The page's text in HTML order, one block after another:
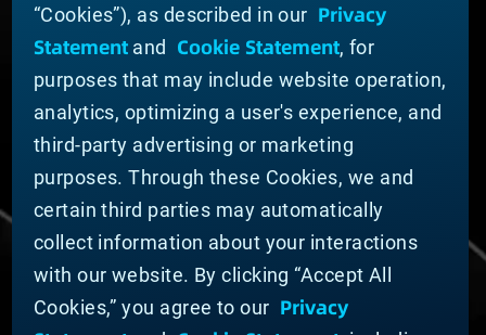
ABOUT MATERION
News
Company Leadership
Businesses
Sustainability
DOING BUSINESS WITH US
Domestic Supplier Guide
International Supplier Guide
U.S. Importer Security Filing Submission Form
“Cookies”), as described in our Privacy
Statementand Cookie Statement, for
purposes that may include website operation,
analytics, optimizing a user's experience, and
third-party advertising or marketing
purposes. Through these Cookies, we and
certain third parties may automatically
collect information about your interactions
with our website. By clicking “Accept All
Cookies,” you agree to our Privacy